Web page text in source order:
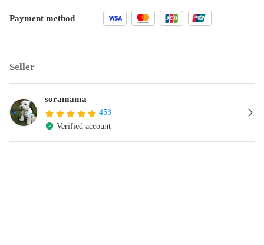
Payment method
Seller
soramama
453
Verified account